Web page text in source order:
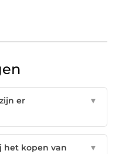
er
▼
het kopen van
▼